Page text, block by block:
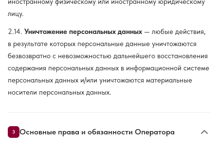
лицу.
2.14. Уничтожение персональных данных — любые действия,
в результате которых персональные данные уничтожаются
безвозвратно с невозможностью дальнейшего восстановления
содержания персональных данных в информационной системе
персональных данных и/или уничтожаются материальные
носители персональных данных.
3 Основные права и обязанности Оператора